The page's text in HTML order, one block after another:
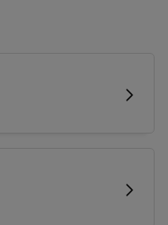
jedem Schlag. Sein